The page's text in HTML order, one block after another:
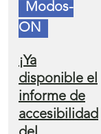
Modos-
ON
¡Ya
disponible el
informe de
accesibilidad